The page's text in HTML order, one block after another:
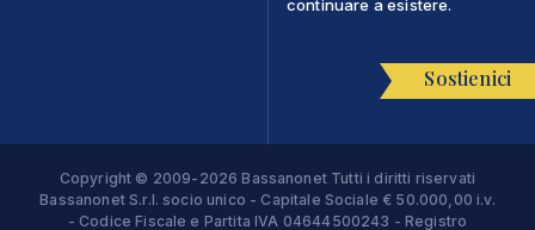
continuare a esistere.
Sostienici
Copyright © 2009-2026 Bassanonet Tutti i diritti riservati
Bassanonet S.r.l. socio unico - Capitale Sociale € 50.000,00 i.v.
- Codice Fiscale e Partita IVA 04644500243 - Registro